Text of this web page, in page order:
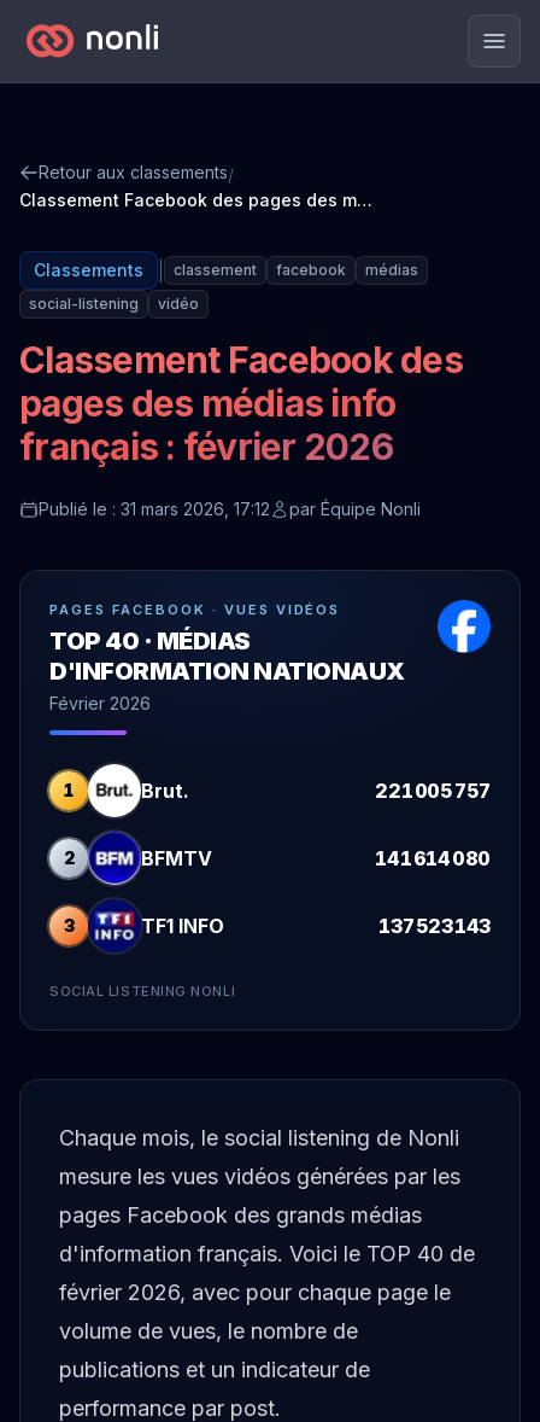
Retour aux classements/
Classement Facebook des pages des médias info français : février 2026
Classements classement facebook
médias
social-listening
vidéo
Classement Facebook des
pages des médias info
français : février 2026
Publié le : 31 mars 2026, 17:12 par Équipe Nonli
PAGES FACEBOOK · VUES VIDÉOS
TOP 40 · MÉDIAS
D'INFORMATION NATIONAUX
Février 2026
1 Brut. 221 005 757
2 BFMTV 141 614 080
3 TF1 INFO 137 523 143
SOCIAL LISTENING NONLI
Chaque mois, le social listening de Nonli
mesure les vues vidéos générées par les
pages Facebook des grands médias
d'information français. Voici le TOP 40 de
février 2026, avec pour chaque page le
volume de vues, le nombre de
publications et un indicateur de
performance par post.